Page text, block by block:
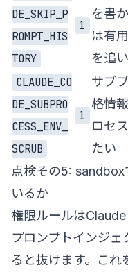
DE_SKIP_P
ROMPT_HIS
TORY
1
を書
は有
を追
CLAUDE_CO
DE_SUBPRO
CESS_ENV_
SCRUB
1
サブ
格情
ロセ
たい
点検その5: sandbox
いるか
権限ルールは
プロンプトインジ
ると抜けます。こ